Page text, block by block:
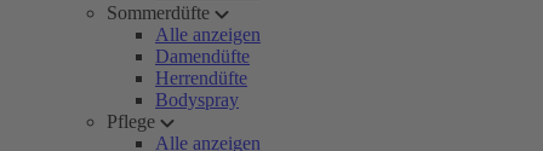
Sommerdüfte
Alle anzeigen
Damendüfte
Herrendüfte
Bodyspray
Pflege
Alle anzeigen